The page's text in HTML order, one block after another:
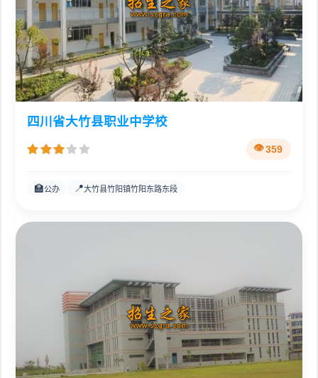
四川省大竹县职业中学校
359
🏫公办 📍大竹县竹阳镇竹阳东路东段